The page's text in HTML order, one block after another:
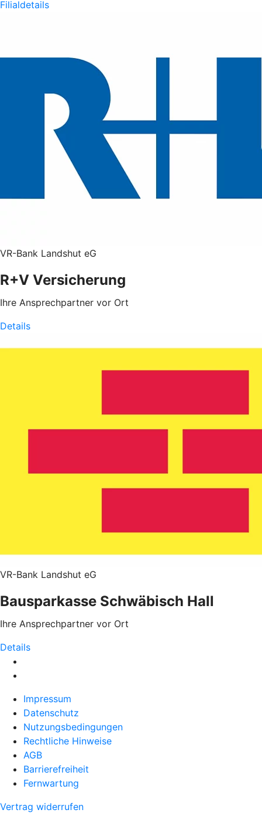
Filialdetails
VR-Bank Landshut eG
R+V Versicherung
Ihre Ansprechpartner vor Ort
Details
VR-Bank Landshut eG
Bausparkasse Schwäbisch Hall
Ihre Ansprechpartner vor Ort
Details
Impressum
Datenschutz
Nutzungsbedingungen
Rechtliche Hinweise
AGB
Barrierefreiheit
Fernwartung
Vertrag widerrufen